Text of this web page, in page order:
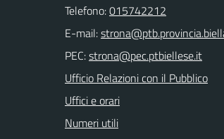
Telefono:015742212
E-mail:
PEC:
Ufficio Relazioni con il Pubblico
Uffici e orari
Numeri utili